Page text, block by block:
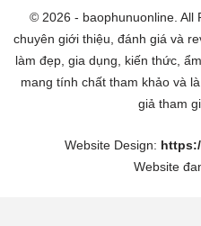
© 2026 - baophunuonline. All
chuyên giới thiệu, đánh giá và
làm đẹp, gia dụng, kiến thức,
mang tính chất tham khảo và
giả tham
Website Design:
Website